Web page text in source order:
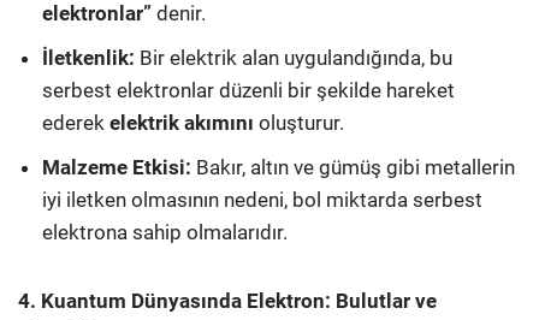
elektronlar” denir.
İletkenlik: Bir elektrik alan uygulandığında, bu
serbest elektronlar düzenli bir şekilde hareket
ederek elektrik akımını oluşturur.
Malzeme Etkisi: Bakır, altın ve gümüş gibi metallerin
iyi iletken olmasının nedeni, bol miktarda serbest
elektrona sahip olmalarıdır.
4. Kuantum Dünyasında Elektron: Bulutlar ve